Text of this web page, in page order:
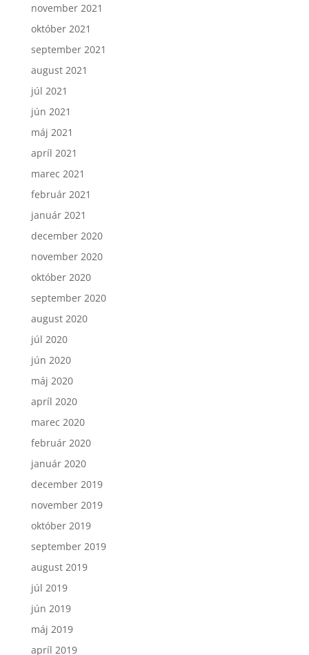
november 2021
október 2021
september 2021
august 2021
júl 2021
jún 2021
máj 2021
apríl 2021
marec 2021
február 2021
január 2021
december 2020
november 2020
október 2020
september 2020
august 2020
júl 2020
jún 2020
máj 2020
apríl 2020
marec 2020
február 2020
január 2020
december 2019
november 2019
október 2019
september 2019
august 2019
júl 2019
jún 2019
máj 2019
apríl 2019